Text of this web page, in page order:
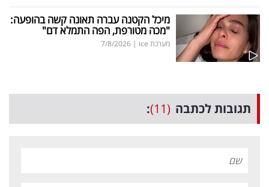
מיכל הקטנה עברה תאונה קשה בהופעה:
"מכה מטורפת, הפה התמלא דם"
מערכת ice |
7/8/2026
תגובות לכתבה (11)
: